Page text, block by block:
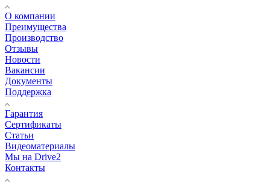
О компании
Преимущества
Производство
Отзывы
Новости
Вакансии
Документы
Поддержка
Гарантия
Сертификаты
Статьи
Видеоматериалы
Мы на Drive2
Контакты